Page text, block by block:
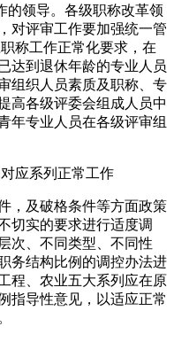
的领导。各级职称改革领
对评审工作要加强统一管
称工作正常化要求，在
达到退休年龄的专业人员
组织人员素质及职称、专
高各级评委会组成人员中
年专业人员在各级评审组
应系列正常工作
，及破格条件等方面政策
切实的要求进行适度调
次、不同类型、不同性
务结构比例的调控办法进
程、农业五大系列应在原
指导性意见，以适应正常